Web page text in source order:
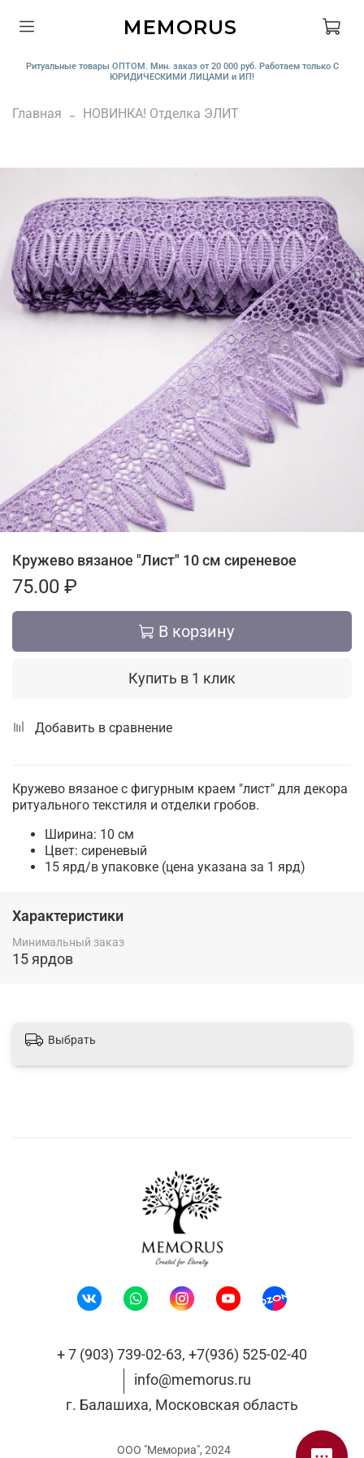
MEMORUS
Ритуальные товары ОПТОМ. Мин. заказ от 20 000 руб. Работаем только С
ЮРИДИЧЕСКИМИ ЛИЦАМИ и ИП!
Главная НОВИНКА! Отделка ЭЛИТ
Кружево вязаное "Лист" 10 см сиреневое
75.00 ₽
В корзину
Купить в 1 клик
Добавить в сравнение
Кружево вязаное с фигурным краем "лист" для декора
ритуального текстиля и отделки гробов.
Ширина: 10 см
Цвет: сиреневый
15 ярд/в упаковке (цена указана за 1 ярд)
Характеристики
Минимальный заказ
15 ярдов
Выбрать
+ 7 (903) 739-02-63, +7(936) 525-02-40
info@memorus.ru
г. Балашиха, Московская область
ООО "Мемориа", 2024